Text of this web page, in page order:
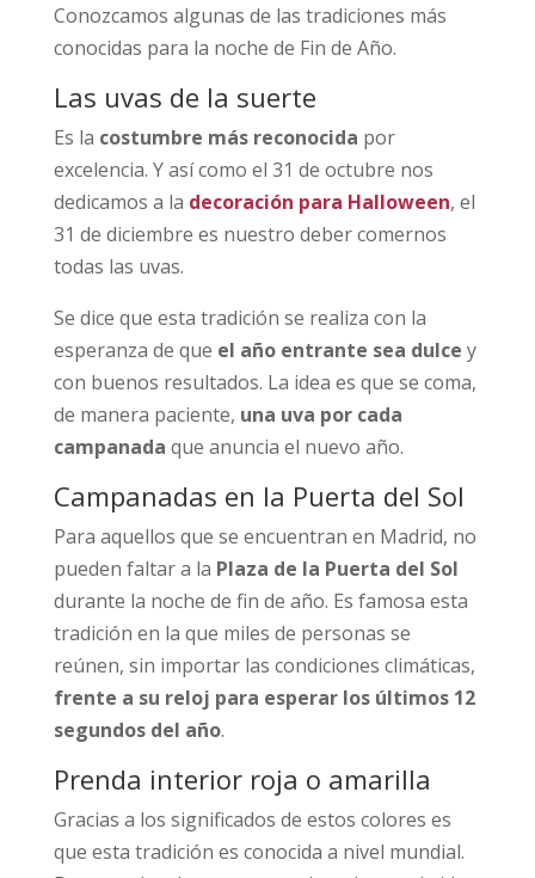
Conozcamos algunas de las tradiciones más
conocidas para la noche de Fin de Año.
Las uvas de la suerte
Es la costumbre más reconocida por
excelencia. Y así como el 31 de octubre nos
dedicamos a la decoración para Halloween, el
31 de diciembre es nuestro deber comernos
todas las uvas.
Se dice que esta tradición se realiza con la
esperanza de que el año entrante sea dulce y
con buenos resultados. La idea es que se coma,
de manera paciente, una uva por cada
campanada que anuncia el nuevo año.
Campanadas en la Puerta del Sol
Para aquellos que se encuentran en Madrid, no
pueden faltar a la Plaza de la Puerta del Sol
durante la noche de fin de año. Es famosa esta
tradición en la que miles de personas se
reúnen, sin importar las condiciones climáticas,
frente a su reloj para esperar los últimos 12
segundos del año.
Prenda interior roja o amarilla
Gracias a los significados de estos colores es
que esta tradición es conocida a nivel mundial.